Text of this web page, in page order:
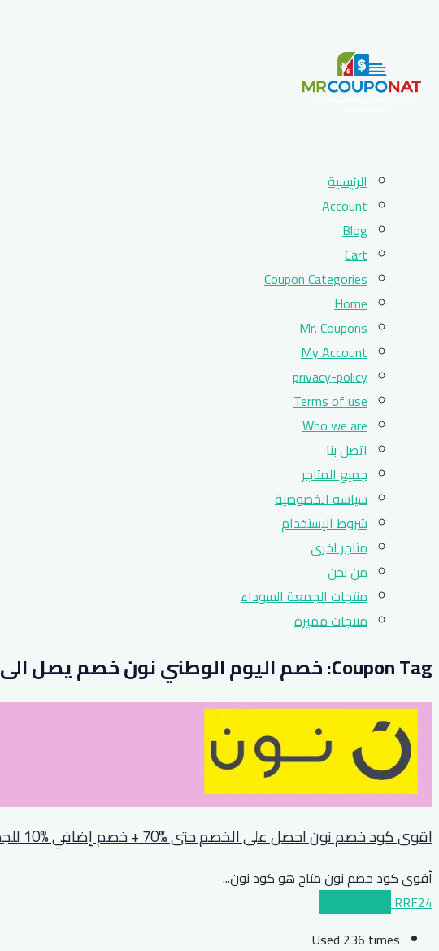
الرئيسية
Account
Blog
Cart
Coupon Categories
Home
Mr. Coupons
My Account
privacy-policy
Terms of use
Who we are
اتصل بنا
جميع المتاجر
سياسة الخصوصية
شروط الإستخدام
متاجر اخرى
من نحن
منتجات الجمعة السوداء
منتجات مميزة
Coupon Tag: خصم اليوم الوطني نون خصم يصل الى 40% على كافة المنتجات
اقوى كود خصم نون احصل على الخصم حتى %70 + خصم إضافي %10 للجميع
أقوى كود خصم نون متاح هو كود نون...
RRF24
Used 236 times